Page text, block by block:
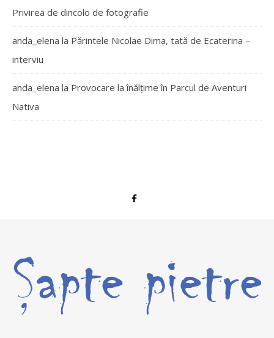
Privirea de dincolo de fotografie
anda_elena la Părintele Nicolae Dima, tată de Ecaterina –
interviu
anda_elena la Provocare la înălțime în Parcul de Aventuri
Nativa